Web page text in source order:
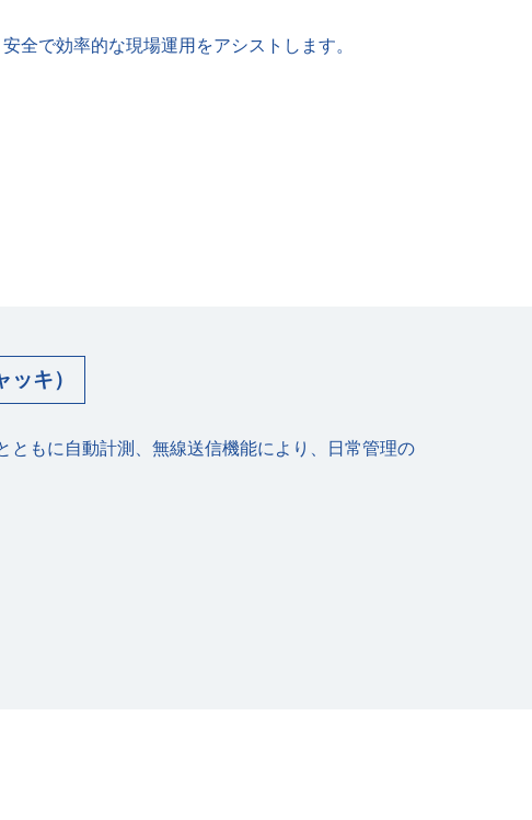
全で効率的な現場運⽤をアシストします。
キ）
ともに⾃動計測、無線送信機能により、⽇常管理の